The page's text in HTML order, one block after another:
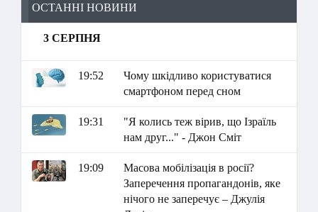
ОСТАННІ НОВИНИ
3 СЕРПНЯ
19:52
Чому шкідливо користуватися
смартфоном перед сном
19:31
"Я колись теж вірив, що Ізраїль
нам друг..." - Джон Сміт
19:09
Масова мобілізація в росії?
Заперечення пропагандонів, яке
нічого не заперечує – Джулія